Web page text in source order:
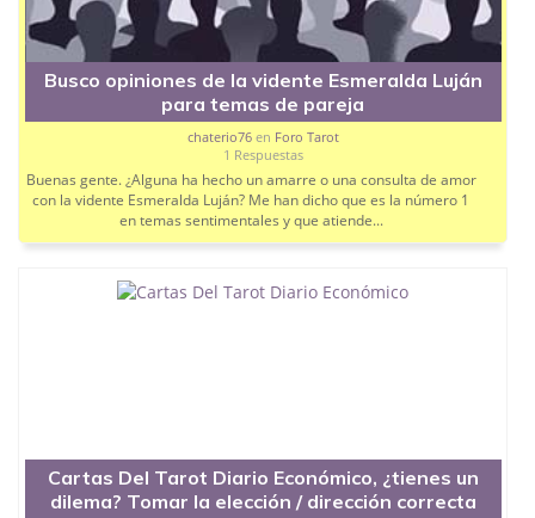
Busco opiniones de la vidente Esmeralda Luján
para temas de pareja
chaterio76en Foro Tarot
1 Respuestas
Buenas gente. ¿Alguna ha hecho un amarre o una consulta de amor
con la vidente Esmeralda Luján? Me han dicho que es la número 1
en temas sentimentales y que atiende...
Cartas Del Tarot Diario Económico, ¿tienes un
dilema? Tomar la elección / dirección correcta